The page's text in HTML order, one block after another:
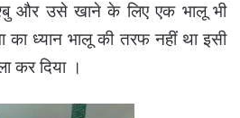
और उसे खाने के लिए एक भालू भी
का ध्यान भालू की तरफ नहीं था इसी
कर दिया ।